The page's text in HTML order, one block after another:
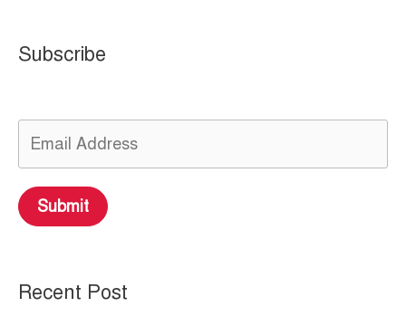
Subscribe
Submit
Recent Post